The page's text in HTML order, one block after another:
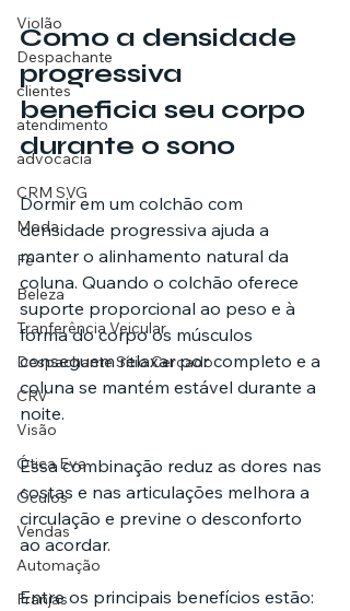
Violão
Despachante
clientes
atendimento
advocacia
CRM SVG
Moda
Fé
Beleza
Tranferência Veicular
Despachante Sítio Cercado
CRV
Visão
Ótica Eva
Óculos
Vendas
Automação
Franjas
Como a densidade
progressiva
beneficia seu corpo
durante o sono
Dormir em um colchão com
densidade progressiva ajuda a
manter o alinhamento natural da
coluna. Quando o colchão oferece
suporte proporcional ao peso e à
forma do corpo os músculos
conseguem relaxar por completo e a
coluna se mantém estável durante a
noite.
Essa combinação reduz as dores nas
costas e nas articulações melhora a
circulação e previne o desconforto
ao acordar.
Entre os principais benefícios estão: